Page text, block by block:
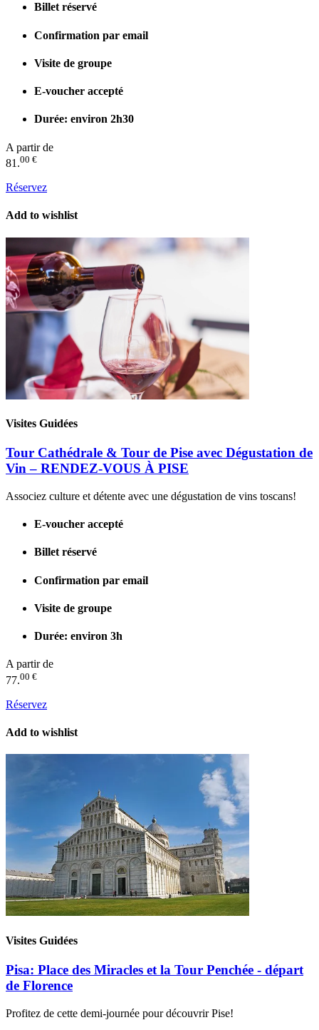
Billet réservé
Confirmation par email
Visite de groupe
E-voucher accepté
Durée: environ 2h30
A partir de
81.00 €
Réservez
Add to wishlist
Visites Guidées
Tour Cathédrale & Tour de Pise avec Dégustation de
Vin – RENDEZ-VOUS À PISE
Associez culture et détente avec une dégustation de vins toscans!
E-voucher accepté
Billet réservé
Confirmation par email
Visite de groupe
Durée: environ 3h
A partir de
77.00 €
Réservez
Add to wishlist
Visites Guidées
Pisa: Place des Miracles et la Tour Penchée - départ
de Florence
Profitez de cette demi-journée pour découvrir Pise!